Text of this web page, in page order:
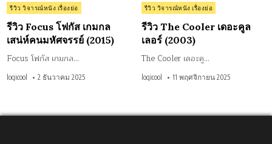
Posted
in
รีวิว วิจารณ์หนัง เรื่องย่อ
รีวิว Focus โฟกัส เกมกล
เสน่ห์คนมหัศจรรย์ (2015)
Focus โฟกัส เกมกล…
logicool 2 ธันวาคม 2025
Posted
in
รีวิว วิจารณ์หนัง เรื่องย่อ
รีวิว The Cooler เดอะคูล
เลอร์ (2003)
The Cooler เดอะคู…
logicool 11 พฤศจิกายน 2025